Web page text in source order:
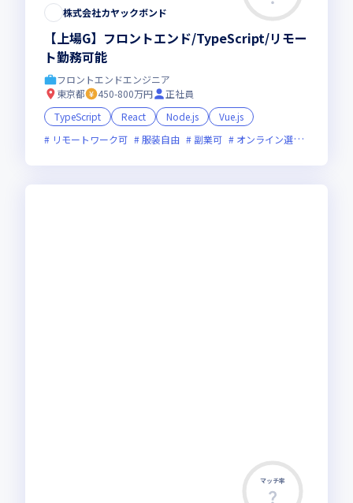
株式会社カヤックボンド
【上場G】フロントエンド/TypeScript/リモー
ト勤務可能
フロントエンドエンジニア
東京都
450-800万円
正社員
TypeScript
React Node.js
Vue.js
リモートワーク可
服装自由 副業可 オンライン選考可
マッチ率